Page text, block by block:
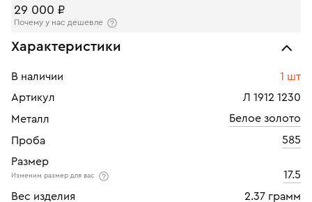
29 000 ₽
Почему у нас дешевле
Характеристики
В наличии
1 шт
Артикул
Л 1912 1230
Металл
Белое золото
Проба
585
Размер
Изменим размер для вас
17.5
Вес изделия
2.37 грамм